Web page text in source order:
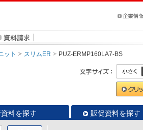
ット スリムER PUZ-ERMP160LA7-BS
料を探す 販促資料を探す